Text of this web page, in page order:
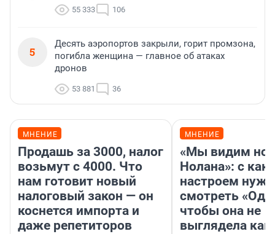
55 333 106
5
Десять аэропортов закрыли, горит промзона,
погибла женщина — главное об атаках
дронов
53 881 36
МНЕНИЕ
Продашь за 3000, налог
возьмут с 4000. Что
нам готовит новый
налоговый закон — он
коснется импорта и
даже репетиторов
МНЕНИЕ
«Мы видим
Нолана»: с
настроем
смотреть
чтобы она не
выглядела как